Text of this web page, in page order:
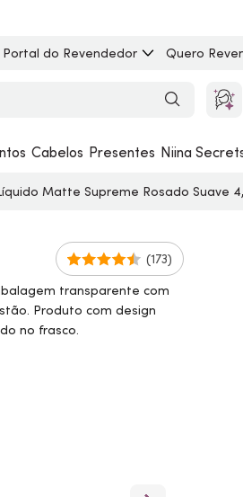
Portal do Revendedor Quero
Cabelos Presentes Niina
Matte Supreme Rosado Suave
(173)